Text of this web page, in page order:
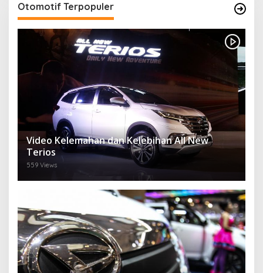
Otomotif Terpopuler
Video Kelemahan dan Kelebihan All New
Terios
559 Views